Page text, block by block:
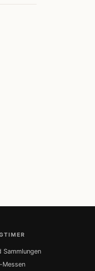
Sammlungen
Messen